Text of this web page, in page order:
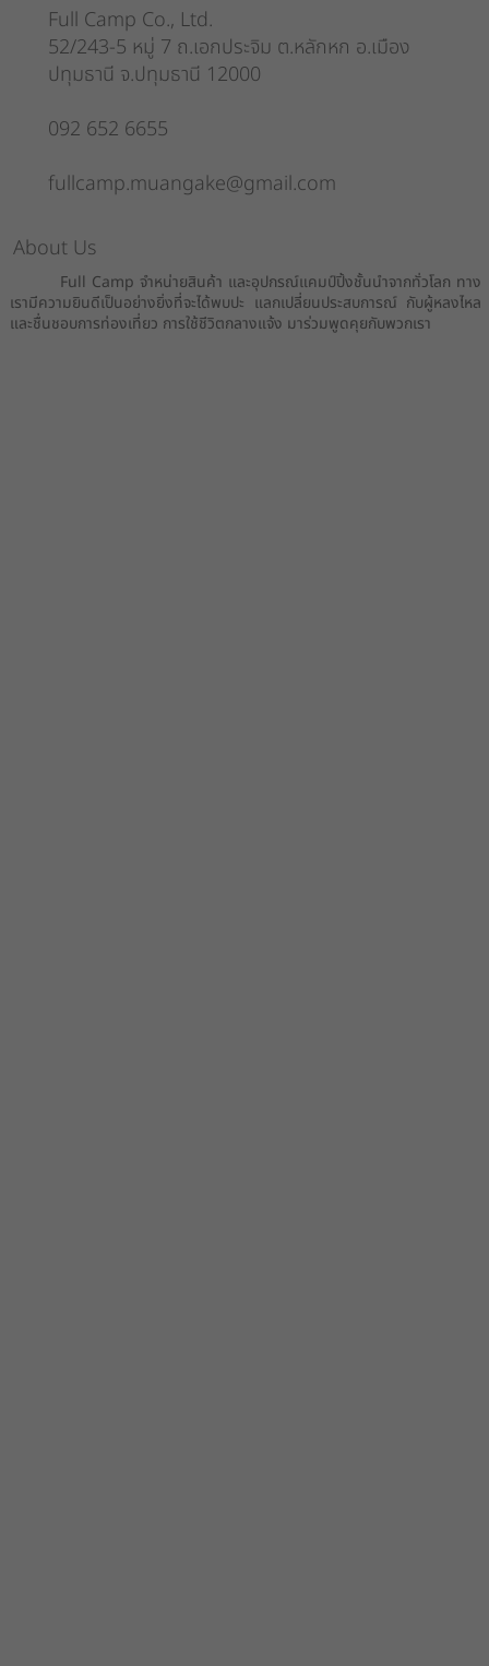
About Us
Full Camp จำหน่ายสินค้า และอุปกรณ์แคมป์ปิ้งชั้นนำจากทั่วโลก ทาง
เรามีความยินดีเป็นอย่างยิ่งที่จะได้พบปะ แลกเปลี่ยนประสบการณ์ กับผู้หลงไหล
และชื่นชอบการท่องเที่ยว การใช้ชีวิตกลางแจ้ง มาร่วมพูดคุยกับพวกเรา
Full Camp Co., Ltd.
52/243-5 หมู่ 7 ถ.เอกประจิม ต.หลักหก อ.เมือง
ปทุมธานี จ.ปทุมธานี 12000
092 652 6655
fullcamp.muangake@gmail.com